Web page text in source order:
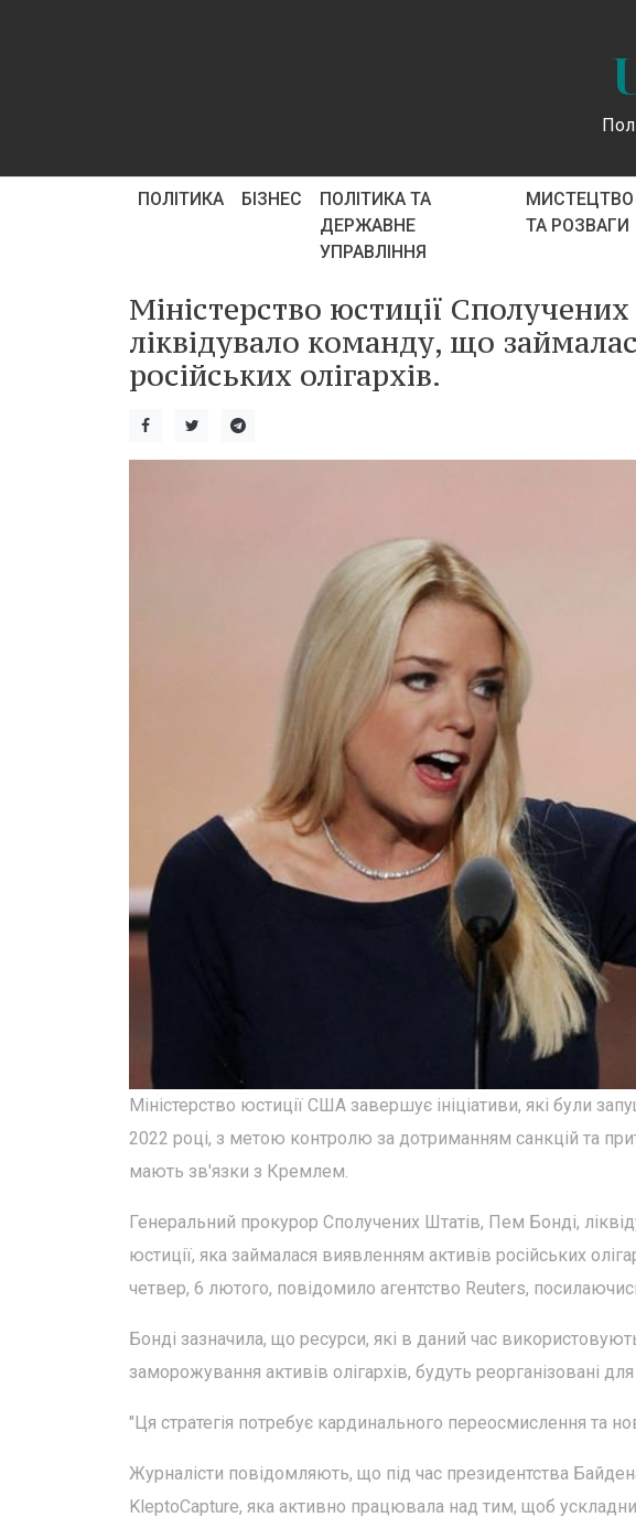
ПОЛІТИКА БІЗНЕС
ПОЛІТИКА ТА
ДЕРЖАВНЕ
УПРАВЛІННЯ
МИСТЕЦТВО
ТА РОЗВАГИ
Міністерство юстиції
ліквідувало команду, що
російських олігархів.
Міністерство юстиції США завершує ініціативи, які були
2022 році, з метою контролю за дотриманням санкцій та
мають зв'язки з Кремлем.
Генеральний прокурор Сполучених Штатів, Пем Бонді,
юстиції, яка займалася виявленням активів російських
четвер, 6 лютого, повідомило агентство Reuters,
Бонді зазначила, що ресурси, які в даний час
заморожування активів олігархів, будуть реорганізовані
"Ця стратегія потребує кардинального переосмислення та
Журналісти повідомляють, що під час президентства
KleptoCapture, яка активно працювала над тим, щоб